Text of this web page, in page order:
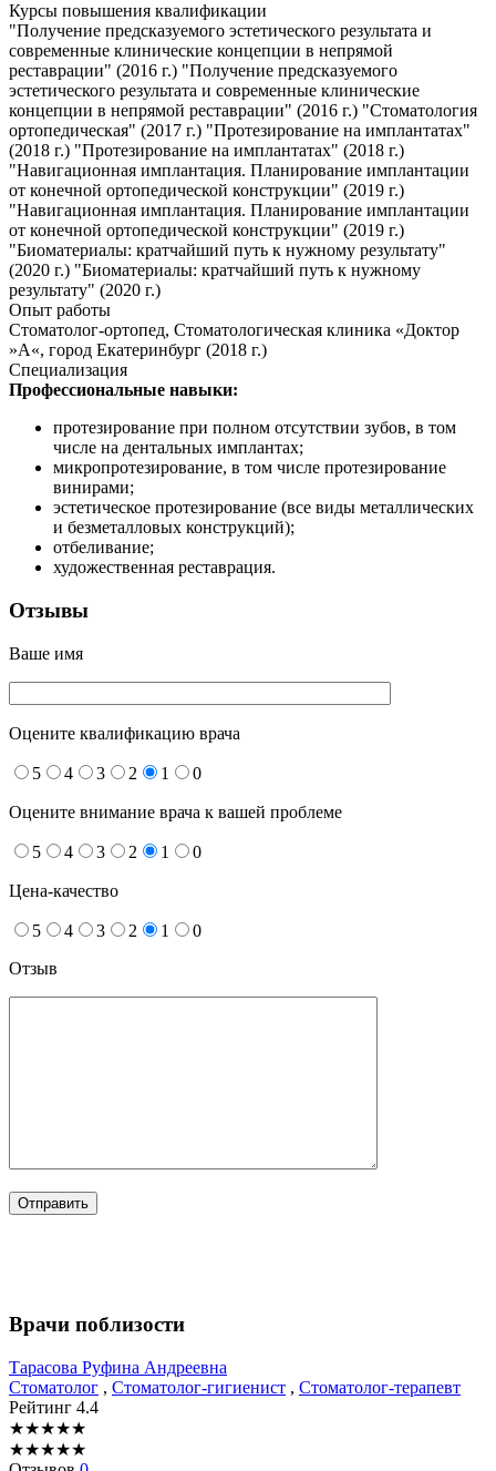
Курсы повышения квалификации
"Получение предсказуемого эстетического результата и
современные клинические концепции в непрямой
реставрации" (2016 г.) "Получение предсказуемого
эстетического результата и современные клинические
концепции в непрямой реставрации" (2016 г.) "Стоматология
ортопедическая" (2017 г.) "Протезирование на имплантатах"
(2018 г.) "Протезирование на имплантатах" (2018 г.)
"Навигационная имплантация. Планирование имплантации
от конечной ортопедической конструкции" (2019 г.)
"Навигационная имплантация. Планирование имплантации
от конечной ортопедической конструкции" (2019 г.)
"Биоматериалы: кратчайший путь к нужному результату"
(2020 г.) "Биоматериалы: кратчайший путь к нужному
результату" (2020 г.)
Опыт работы
Стоматолог-ортопед, Стоматологическая клиника «Доктор
»А«, город Екатеринбург (2018 г.)
Специализация
Профессиональные навыки:
протезирование при полном отсутствии зубов, в том
числе на дентальных имплантах;
микропротезирование, в том числе протезирование
винирами;
эстетическое протезирование (все виды металлических
и безметалловых конструкций);
отбеливание;
художественная реставрация.
Отзывы
Ваше имя
Оцените квалификацию врача
5 4 3 2 1 0
Оцените внимание врача к вашей проблеме
5 4 3 2 1 0
Цена-качество
5 4 3 2 1
0
Отзыв
Врачи поблизости
Тарасова Руфина Андреевна
Стоматолог , Стоматолог-гигиенист , Стоматолог-терапевт
Рейтинг 4.4
★★★★★
★★★★★